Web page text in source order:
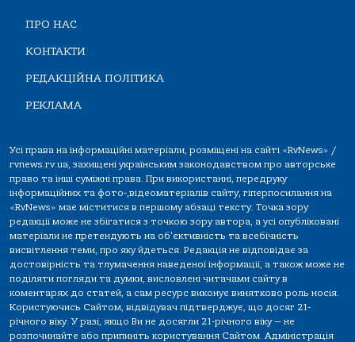
ПРО НАС
КОНТАКТИ
РЕДАКЦІЙНА ПОЛІТИКА
РЕКЛАМА
Усі права на інформаційні матеріали, розміщені на сайті «RvNews» /
rvnews.rv.ua, захищені українським законодавством про авторське
право та інші суміжні права. При використанні, передруку
інформаційних та фото-,відеоматеріалів сайту, гіперпосилання на
«RvNews» має міститися в першому абзаці тексту. Точка зору
редакції може не збігатися з точкою зору автора, а усі опубліковані
матеріали не претендують на об'єктивність та всебічність
висвітлення теми, про яку йдеться. Редакція не відповідає за
достовірність та тлумачення наведеної інформації, а також може не
поділяти погляди та думки, висловлені читачами сайту в
коментарях до статей, а сам ресурс виконує винятково роль носія.
Користуючись Сайтом, відвідувач підтверджує, що досяг 21-
річного віку. У разі, якщо Ви не досягли 21-річного віку — не
розпочинайте або припиніть користування Сайтом. Адміністрація